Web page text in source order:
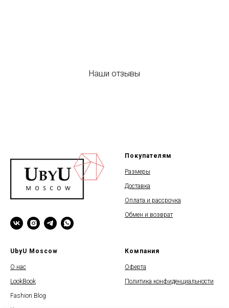
Наши отзывы
Покупателям
Размеры
Доставка
Оплата и рассрочка
Обмен и возврат
UbyU Moscow
О нас
LookBook
Fashion Blog
Компания
Оферта
Политика конфиденциальности